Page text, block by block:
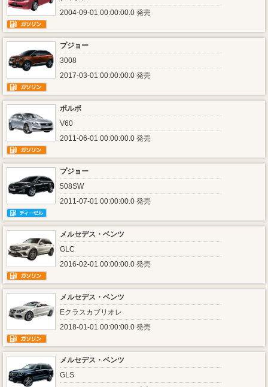
2004-09-01 00:00:00.0 発売
プジョー
3008
2017-03-01 00:00:00.0 発売
ボルボ
V60
2011-06-01 00:00:00.0 発売
プジョー
508SW
2011-07-01 00:00:00.0 発売
メルセデス・ベンツ
GLC
2016-02-01 00:00:00.0 発売
メルセデス・ベンツ
Eクラスカブリオレ
2018-01-01 00:00:00.0 発売
メルセデス・ベンツ
GLS